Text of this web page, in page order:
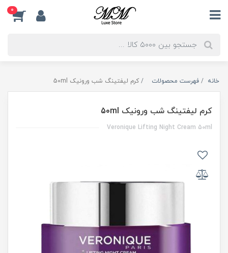
0
خانه فهرست محصولات کرم لیفتینگ شب ورونیک 50ml
کرم لیفتینگ شب ورونیک 50ml
Veronique Lifting Night Cream 50ml